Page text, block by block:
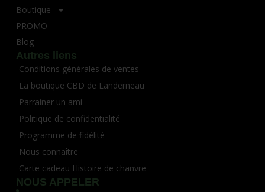
Boutique
PROMO
Blog
Autres liens
Conditions générales de ventes
La boutique CBD de Landerneau
Parrainer un ami
Politique de confidentialité
Programme de fidélité
Nous connaître
Carte cadeau Histoire de chanvre
NOUS APPELER